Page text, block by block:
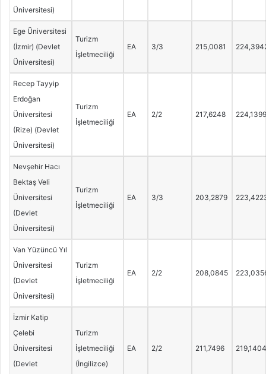
Üniversitesi)
Ege Üniversitesi
(İzmir) (Devlet
Üniversitesi)
Turizm
İşletmeciliği
EA 3/3 215,0081
Recep Tayyip
Erdoğan
Üniversitesi
(Rize) (Devlet
Üniversitesi)
Turizm
İşletmeciliği
EA 2/2 217,6248 224,1399
Nevşehir Hacı
Bektaş Veli
Üniversitesi
(Devlet
Üniversitesi)
Turizm
İşletmeciliği
EA 3/3 203,2879
Van Yüzüncü Yıl
Üniversitesi
(Devlet
Üniversitesi)
Turizm
İşletmeciliği
EA 2/2 208,0845
İzmir Katip
Çelebi
Üniversitesi
(Devlet
Turizm
İşletmeciliği
(İngilizce)
EA 2/2 211,7496 219,1404